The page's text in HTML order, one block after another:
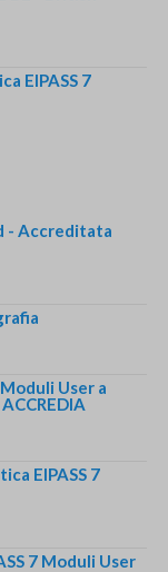
EIPASS 7
- Accreditata
User a
EIPASS 7
7 Moduli User